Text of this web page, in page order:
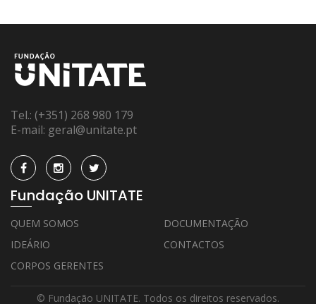
Tel.: (+351) 268 980 179
E-mail: geral@unitate.pt
Fundação UNITATE
QUEM SOMOS
IDEÁRIO
CORPOS GERENTES
DOCUMENTAÇÃO
CONTACTOS
© Fundação UNITATE. Todos os direitos reservados.